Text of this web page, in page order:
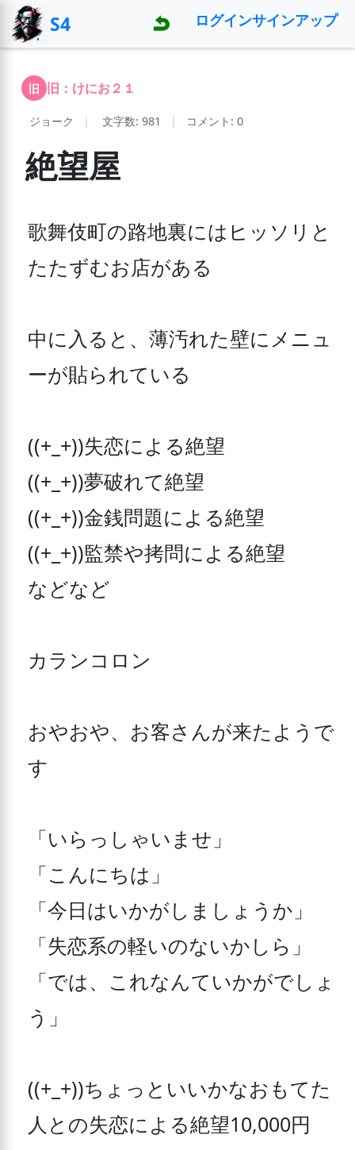
S4 ログインサインアップ
旧 旧：けにお２１
ジョーク | 文字数: 981 | コメント: 0
絶望屋
歌舞伎町の路地裏にはヒッソリと
たたずむお店がある
中に入ると、薄汚れた壁にメニュ
ーが貼られている
((+_+))失恋による絶望
((+_+))夢破れて絶望
((+_+))金銭問題による絶望
((+_+))監禁や拷問による絶望
などなど
カランコロン
おやおや、お客さんが来たようで
す
「いらっしゃいませ」
「こんにちは」
「今日はいかがしましょうか」
「失恋系の軽いのないかしら」
「では、これなんていかがでしょ
う」
((+_+))ちょっといいかなおもてた
人との失恋による絶望10,000円